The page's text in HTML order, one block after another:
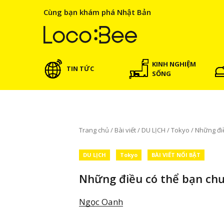
Cùng bạn khám phá Nhật Bản
TIN TỨC
KINH NGHIỆM
SỐNG
Trang chủ / Bài viết/ DU LỊCH /Tokyo / Những
DU LỊCH Tokyo BÀI VIẾT NỔI BẬT
Những điều có thể bạn
Ngọc Oanh